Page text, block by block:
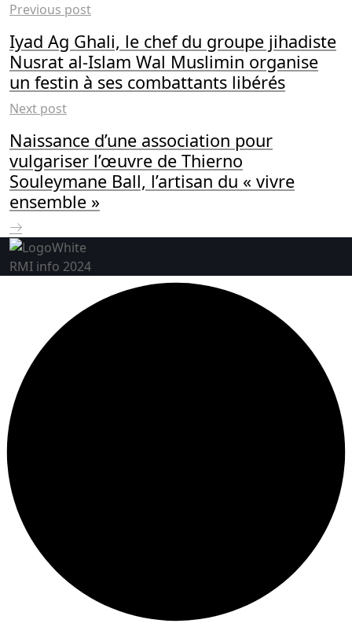
Previous post
Iyad Ag Ghali, le chef du groupe jihadiste
Nusrat al-Islam Wal Muslimin organise
un festin à ses combattants libérés
Next post
Naissance d’une association pour
vulgariser l’œuvre de Thierno
Souleymane Ball, l’artisan du « vivre
ensemble »
RMI info 2024